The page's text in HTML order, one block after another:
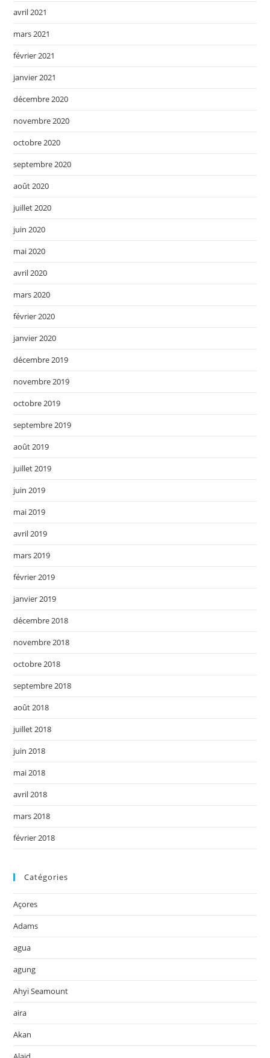
avril 2021
mars 2021
février 2021
janvier 2021
décembre 2020
novembre 2020
octobre 2020
septembre 2020
août 2020
juillet 2020
juin 2020
mai 2020
avril 2020
mars 2020
février 2020
janvier 2020
décembre 2019
novembre 2019
octobre 2019
septembre 2019
août 2019
juillet 2019
juin 2019
mai 2019
avril 2019
mars 2019
février 2019
janvier 2019
décembre 2018
novembre 2018
octobre 2018
septembre 2018
août 2018
juillet 2018
juin 2018
mai 2018
avril 2018
mars 2018
février 2018
Catégories
Açores
Adams
agua
agung
Ahyi Seamount
aira
Akan